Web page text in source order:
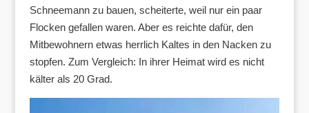
Schneemann zu bauen, scheiterte, weil nur ein paar
Flocken gefallen waren. Aber es reichte dafür, den
Mitbewohnern etwas herrlich Kaltes in den Nacken zu
stopfen. Zum Vergleich: In ihrer Heimat wird es nicht
kälter als 20 Grad.